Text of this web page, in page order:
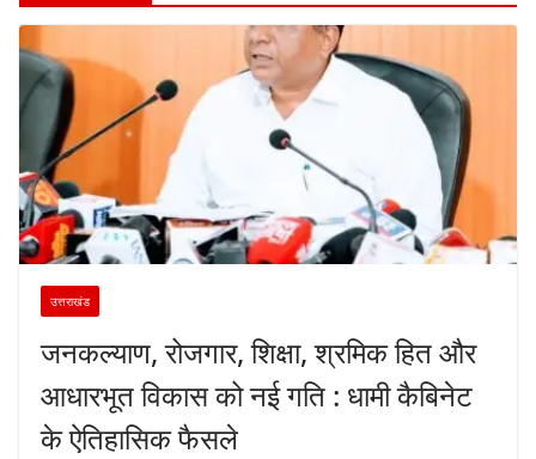
उत्तराखंड
जनकल्याण, रोजगार, शिक्षा, श्रमिक हित और
आधारभूत विकास को नई गति : धामी कैबिनेट
के ऐतिहासिक फैसले